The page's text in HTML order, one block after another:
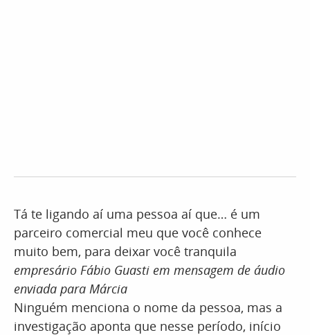
Tá te ligando aí uma pessoa aí que… é um
parceiro comercial meu que você conhece
muito bem, para deixar você tranquila
empresário Fábio Guasti em mensagem de áudio
enviada para Márcia
Ninguém menciona o nome da pessoa, mas a
investigação aponta que nesse período, início